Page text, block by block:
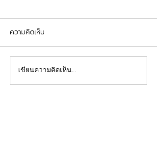
จัดฟันต้อนรับเปิดเทอม
ความคิดเห็น
เขียนความคิดเห็น…